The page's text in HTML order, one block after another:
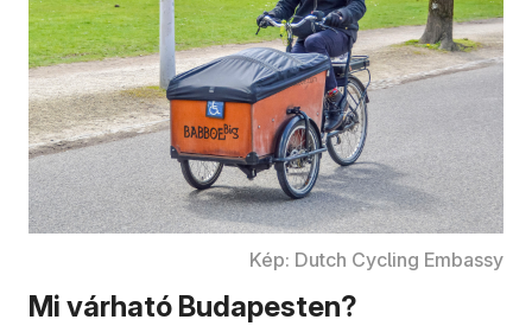
Kép: Dutch Cycling Embassy
Mi várható Budapesten?